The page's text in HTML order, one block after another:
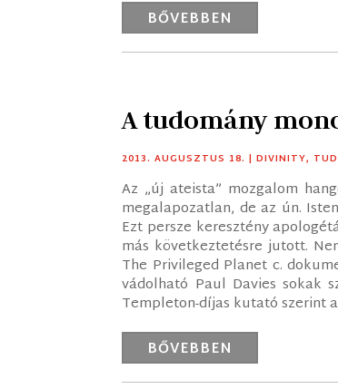
BŐVEBBEN
A tudomány
2013. AUGUSZTUS 18. |DIVINITY,
Az „új ateista” mozgalom
megalapozatlan, de az ún.
Ezt persze keresztény
más következtetésre jutott.
The Privileged Planet c.
vádolható Paul Davies sokak
Templeton-díjas kutató szerint
BŐVEBBEN